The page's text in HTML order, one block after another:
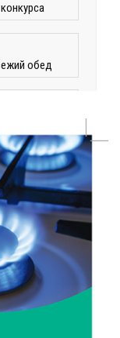
обед
«Калитка»
что ждёт